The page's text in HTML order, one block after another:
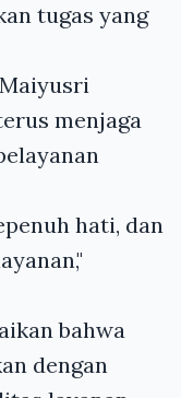
tugas yang
menjaga
hati, dan
bahwa
dengan